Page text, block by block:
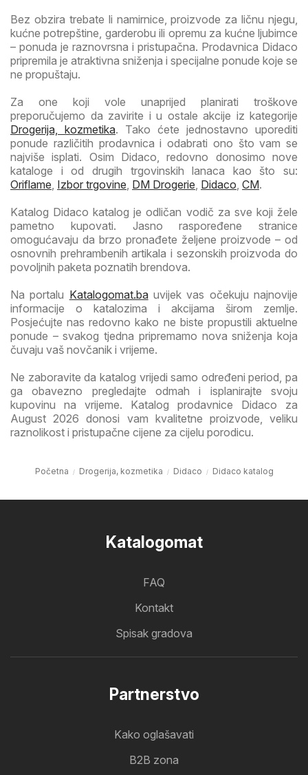
Bez obzira trebate li namirnice, proizvode za ličnu njegu,
kućne potrepštine, garderobu ili opremu za kućne ljubimce
– ponuda je raznovrsna i pristupačna. Prodavnica Didaco
pripremila je atraktivna sniženja i specijalne ponude koje se
ne propuštaju.
Za one koji vole unaprijed planirati troškove
preporučujemo da zavirite i u ostale akcije iz kategorije
Drogerija, kozmetika. Tako ćete jednostavno uporediti
ponude različitih prodavnica i odabrati ono što vam se
najviše isplati. Osim Didaco, redovno donosimo nove
kataloge i od drugih trgovinskih lanaca kao što su:
Oriflame, Izbor trgovine, DM Drogerie, Didaco, CM.
Katalog Didaco katalog je odličan vodič za sve koji žele
pametno kupovati. Jasno raspoređene stranice
omogućavaju da brzo pronađete željene proizvode – od
osnovnih prehrambenih artikala i sezonskih proizvoda do
povoljnih paketa poznatih brendova.
Na portalu Katalogomat.bauvijek vas očekuju najnovije
informacije o katalozima i akcijama širom zemlje.
Posjećujte nas redovno kako ne biste propustili aktuelne
ponude – svakog tjedna pripremamo nova sniženja koja
čuvaju vaš novčanik i vrijeme.
Ne zaboravite da katalog vrijedi samo određeni period, pa
ga obavezno pregledajte odmah i isplanirajte svoju
kupovinu na vrijeme. Katalog prodavnice Didaco za
August 2026 donosi vam kvalitetne proizvode, veliku
raznolikost i pristupačne cijene za cijelu porodicu.
Početna Drogerija, kozmetika Didaco Didaco katalog
Katalogomat
FAQ
Kontakt
Spisak gradova
Partnerstvo
Kako oglašavati
B2B zona